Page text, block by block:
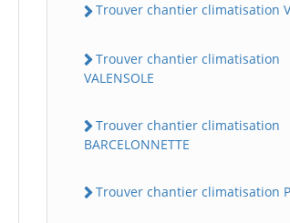
Trouver chantier climatisation
Trouver chantier climatisation
VALENSOLE
Trouver chantier climatisation
BARCELONNETTE
Trouver chantier climatisation